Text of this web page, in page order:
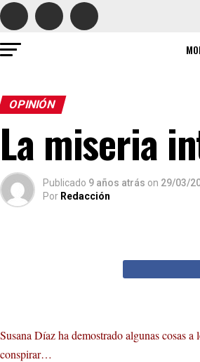
OPINIÓN
La miseria
Publicado 9 años atrás on 29/03/
Por Redacción
Susana Díaz ha demostrado algunas cosas
conspirar…